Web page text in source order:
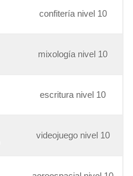
confitería nivel 10
mixología nivel 10
escritura nivel 10
videojuego nivel 10